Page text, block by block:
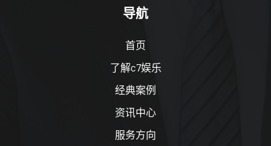
导航
首页
了解c7娱乐
经典案例
资讯中心
服务方向